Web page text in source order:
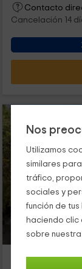
Nos
Utilizamos
similares
tráfico,
sociales y
función de
haciendo clic
sobre nuestra
Contacto
Cancelación 14
Casa rural